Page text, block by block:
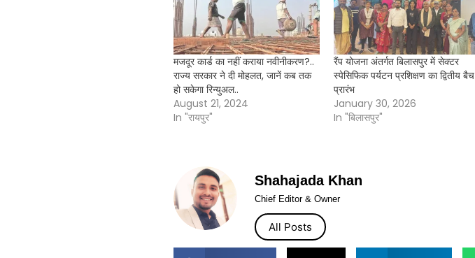
मजदूर कार्ड का नहीं कराया नवीनीकरण?..
राज्य सरकार ने दी मोहलत, जानें कब तक
हो सकेगा रिन्युअल..
August 21, 2024
In "रायपुर"
रैंप योजना अंतर्गत बिलासपुर में सेक्टर
स्पेसिफिक पर्यटन प्रशिक्षण का द्वितीय बैच
प्रारंभ
January 30, 2026
In "बिलासपुर"
Shahajada Khan
Chief Editor & Owner
All Posts